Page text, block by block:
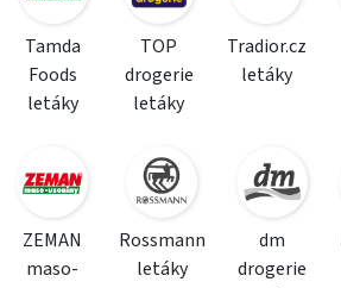
Tamda
Foods
letáky
TOP
drogerie
letáky
Tradior.cz
letáky
ZEMAN
maso-
Rossmann
letáky
dm
drogerie